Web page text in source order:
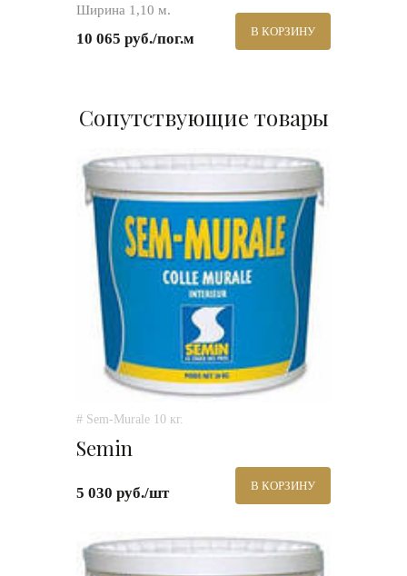
Ширина 1,10 м.
10 065 руб./пог.м В КОРЗИНУ
Сопутствующие товары
# Sem-Murale 10 кг.
Semin
5 030 руб./шт В КОРЗИНУ